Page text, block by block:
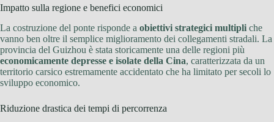
Impatto sulla regione e benefici economici
La costruzione del ponte risponde a obiettivi strategici multipli che
vanno ben oltre il semplice miglioramento dei collegamenti stradali. La
provincia del Guizhou è stata storicamente una delle regioni più
economicamente depresse e isolate della Cina, caratterizzata da un
territorio carsico estremamente accidentato che ha limitato per secoli lo
sviluppo economico.
Riduzione drastica dei tempi di percorrenza